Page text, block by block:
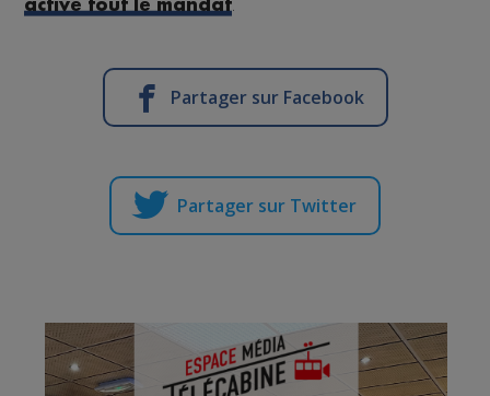
active tout le mandat
Partager sur Facebook
Partager sur Twitter